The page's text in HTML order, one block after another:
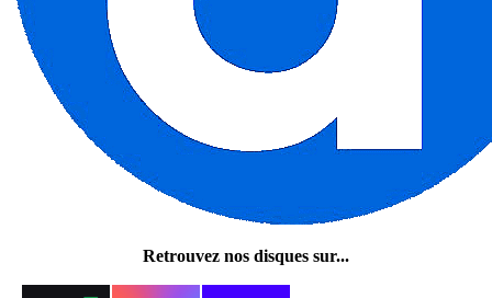
Retrouvez nos disques sur...